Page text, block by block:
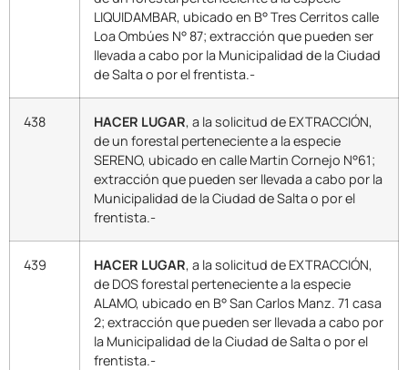
LIQUIDAMBAR, ubicado en B° Tres Cerritos calle
Loa Ombúes N° 87; extracción que pueden ser
llevada a cabo por la Municipalidad de la Ciudad
de Salta o por el frentista.-
438 HACER LUGAR, a la solicitud de EXTRACCIÓN,
de un forestal perteneciente a la especie
SERENO, ubicado en calle Martin Cornejo N°61;
extracción que pueden ser llevada a cabo por la
Municipalidad de la Ciudad de Salta o por el
frentista.-
439 HACER LUGAR, a la solicitud de EXTRACCIÓN,
de DOS forestal perteneciente a la especie
ALAMO, ubicado en B° San Carlos Manz. 71 casa
2; extracción que pueden ser llevada a cabo por
la Municipalidad de la Ciudad de Salta o por el
frentista.-